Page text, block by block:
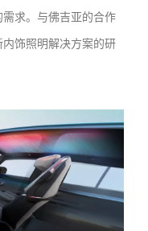
求。与佛吉亚的合作
饰照明解决方案的研